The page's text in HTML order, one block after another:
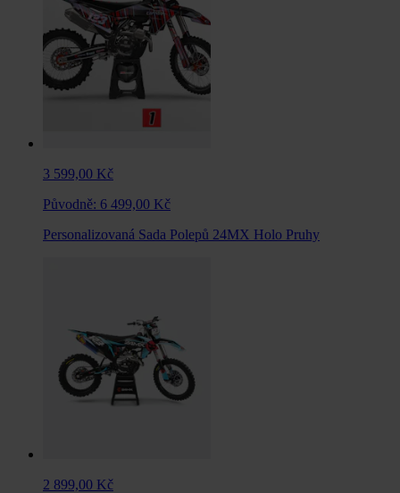
3 599,00 Kč
Původně: 6 499,00 Kč
Personalizovaná Sada Polepů 24MX Holo Pruhy
2 899,00 Kč